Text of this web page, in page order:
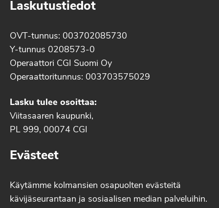
Laskutustiedot
OVT-tunnus: 003702085730
Y-tunnus 0208573-0
Operaattori CGI Suomi Oy
Operaattoritunnus: 003703575029
Lasku tulee osoittaa:
Viitasaaren kaupunki,
PL 999, 00074 CGI
Evästeet
Käytämme kolmansien osapuolten evästeitä
kävijäseurantaan ja sosiaalisen median palveluihin.